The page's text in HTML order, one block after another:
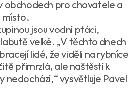
obchodech pro chovatele a
místo.
jsou vodní ptáci,
velké. „V těchto dnech
lidé, že viděli na rybníce
přimrzlá, ale naštěstí k
nedochází,“ vysvětluje Pavel